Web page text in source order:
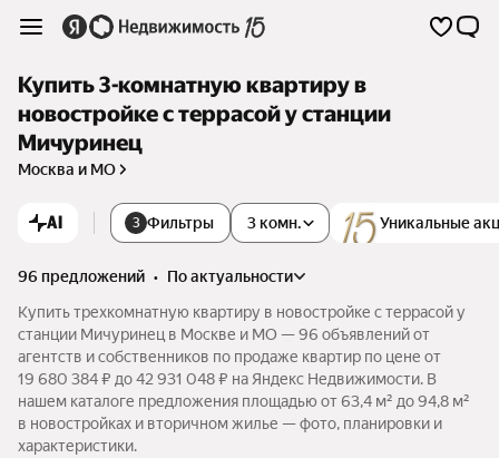
Купить 3-комнатную квартиру в
новостройке с террасой у станции
Мичуринец
Москва и МО
AI 3 Фильтры Уникальные
3 комн.
96 предложений •
по актуальности
Купить трехкомнатную квартиру в новостройке с террасой у
станции Мичуринец в Москве и МО — 96 объявлений от
агентств и собственников по продаже квартир по цене от
19 680 384 ₽ до 42 931 048 ₽ на Яндекс Недвижимости. В
нашем каталоге предложения площадью от 63,4 м² до 94,8 м²
в новостройках и вторичном жилье — фото, планировки и
характеристики.